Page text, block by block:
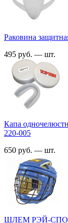
Раковина
495 руб. — шт.
Капа
220-005
650 руб. — шт.
ШЛЕМ РЭЙ-